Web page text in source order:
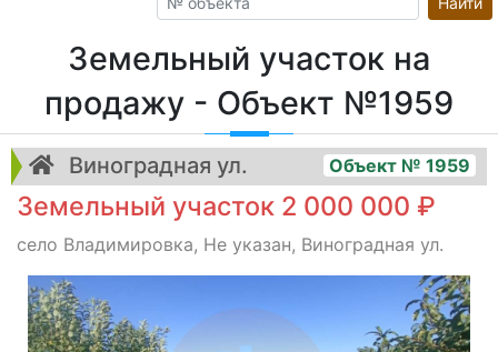
Земельный участок на
продажу - Объект №1959
Виноградная ул. Объект № 1959
Земельный участок 2 000 000 ₽
село Владимировка, Не указан, Виноградная ул.